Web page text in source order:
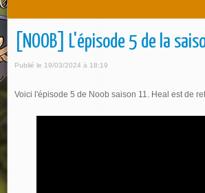
[NOOB] L'épisode 5 de la
Publié le 19/03/2024 à 18:19
Voici l'épisode 5 de Noob saison 11. Heal est de